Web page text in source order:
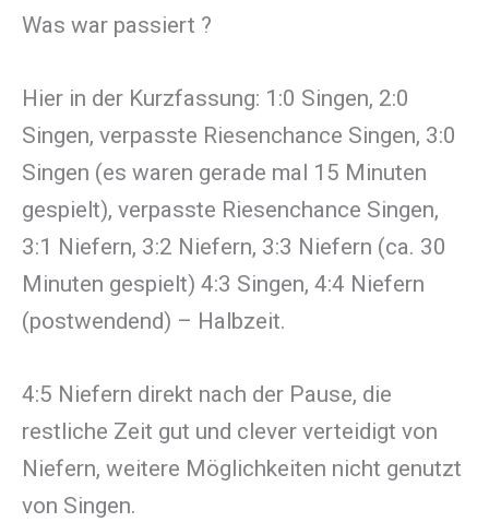
Was war passiert ?
Hier in der Kurzfassung: 1:0 Singen, 2:0
Singen, verpasste Riesenchance Singen, 3:0
Singen (es waren gerade mal 15 Minuten
gespielt), verpasste Riesenchance Singen,
3:1 Niefern, 3:2 Niefern, 3:3 Niefern (ca. 30
Minuten gespielt) 4:3 Singen, 4:4 Niefern
(postwendend) – Halbzeit.
4:5 Niefern direkt nach der Pause, die
restliche Zeit gut und clever verteidigt von
Niefern, weitere Möglichkeiten nicht genutzt
von Singen.